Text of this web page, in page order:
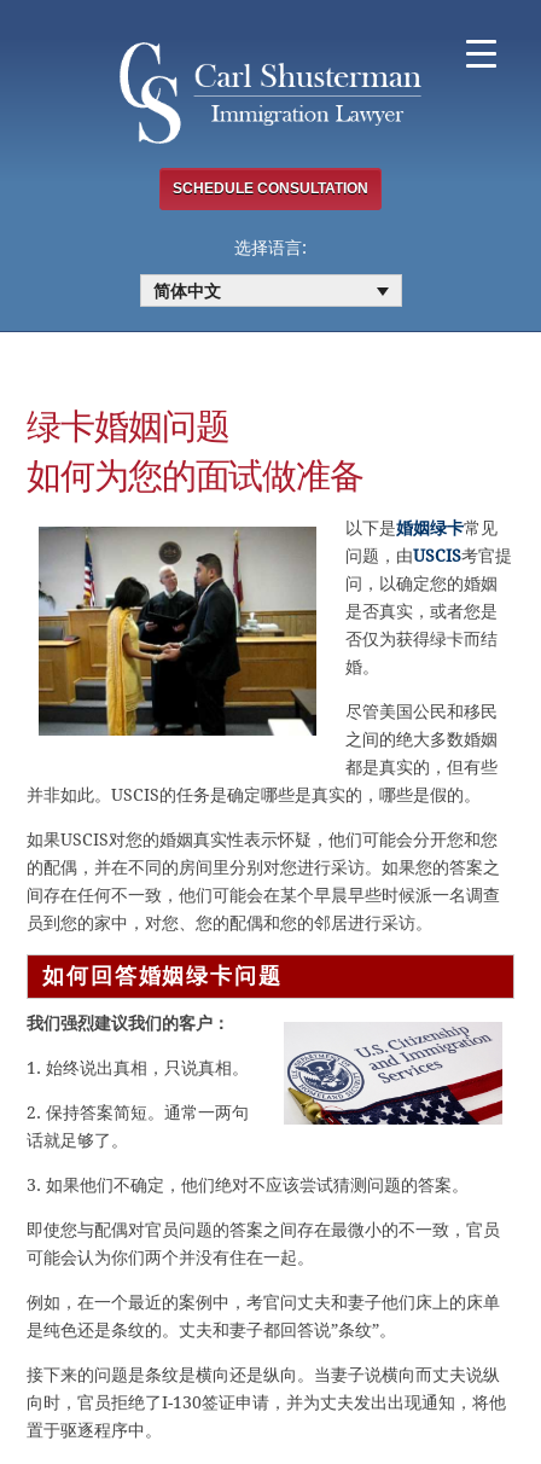
SCHEDULE CONSULTATION
选择语言:
简体中文
绿卡婚姻问题
如何为您的面试做准备
以下是婚姻绿卡常见
问题，由USCIS考官提
问，以确定您的婚姻
是否真实，或者您是
否仅为获得绿卡而结
婚。
尽管美国公民和移民
之间的绝大多数婚姻
都是真实的，但有些
并非如此。USCIS的任务是确定哪些是真实的，哪些是假的。
如果USCIS对您的婚姻真实性表示怀疑，他们可能会分开您和您
的配偶，并在不同的房间里分别对您进行采访。如果您的答案之
间存在任何不一致，他们可能会在某个早晨早些时候派一名调查
员到您的家中，对您、您的配偶和您的邻居进行采访。
如何回答婚姻绿卡问题
我们强烈建议我们的客户：
1. 始终说出真相，只说真相。
2. 保持答案简短。通常一两句
话就足够了。
3. 如果他们不确定，他们绝对不应该尝试猜测问题的答案。
即使您与配偶对官员问题的答案之间存在最微小的不一致，官员
可能会认为你们两个并没有住在一起。
例如，在一个最近的案例中，考官问丈夫和妻子他们床上的床单
是纯色还是条纹的。丈夫和妻子都回答说”条纹”。
接下来的问题是条纹是横向还是纵向。当妻子说横向而丈夫说纵
向时，官员拒绝了I-130签证申请，并为丈夫发出出现通知，将他
置于驱逐程序中。